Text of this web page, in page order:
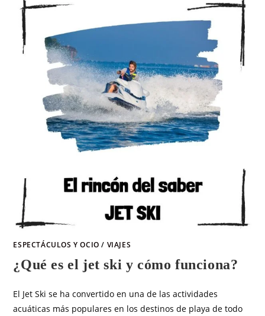
ESPECTÁCULOS Y OCIO / VIAJES
¿Qué es el jet ski y cómo funciona?
El Jet Ski se ha convertido en una de las actividades
acuáticas más populares en los destinos de playa de todo